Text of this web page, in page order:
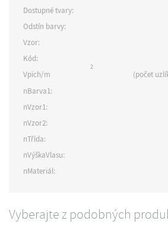
Dostupné tvary:
Odstín barvy:
Vzor:
Kód:
Vpich/m
2
(počet
nBarva1:
nVzor1:
nVzor2:
nTřída:
nVýškaVlasu:
nMateriál:
Vyberajte z podobných